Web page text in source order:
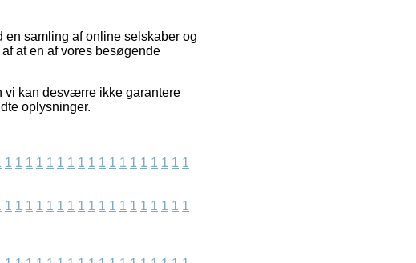
samling af online selskaber og
at en af vores besøgende
vi kan desværre ikke garantere
oplysninger.
1 1 1 1 1 1 1 1 1 1 1 1 1 1 1 1 1 1
1 1 1 1 1 1 1 1 1 1 1 1 1 1 1 1 1 1